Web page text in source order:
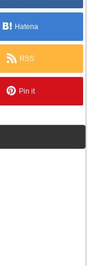
Hatena
RSS
Pin it